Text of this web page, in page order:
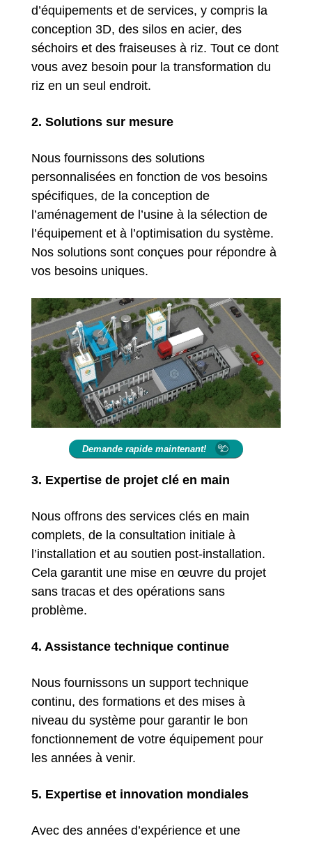
d’équipements et de services, y compris la
conception 3D, des silos en acier, des
séchoirs et des fraiseuses à riz. Tout ce dont
vous avez besoin pour la transformation du
riz en un seul endroit.
2. Solutions sur mesure
Nous fournissons des solutions
personnalisées en fonction de vos besoins
spécifiques, de la conception de
l’aménagement de l’usine à la sélection de
l’équipement et à l’optimisation du système.
Nos solutions sont conçues pour répondre à
vos besoins uniques.
Demande rapide maintenant!
3. Expertise de projet clé en main
Nous offrons des services clés en main
complets, de la consultation initiale à
l’installation et au soutien post-installation.
Cela garantit une mise en œuvre du projet
sans tracas et des opérations sans
problème.
4. Assistance technique continue
Nous fournissons un support technique
continu, des formations et des mises à
niveau du système pour garantir le bon
fonctionnement de votre équipement pour
les années à venir.
5. Expertise et innovation mondiales
Avec des années d’expérience et une